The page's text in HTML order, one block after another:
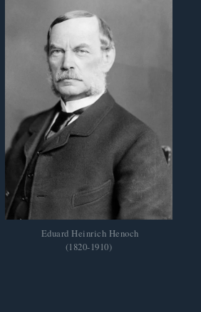
Eduard Heinrich Henoch
(1820-1910)